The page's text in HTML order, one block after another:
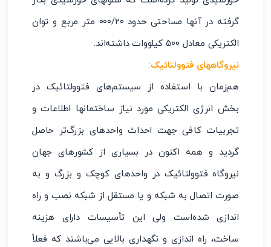
گرفته در آنها مساحتی حدود ۰۰۰/۲۰ متر مربع و توان
الکتریکی معادل ۵۰۰ کیلووات داشته‌اند.
نیروگاههای فتوولتائیک:
هم‌زمان با استفاده از سیستم‌های فتوولتائیک در
بخش انرژی الکتریکی مورد نیاز ساختمانها اطلاعات و
تجربیات کافی جهت احداث واحدهای بزرگ‌تر حاصل
گردید و همه اکنون در بسیاری از کشورهای جهان
نیروگاه فتوولتائیک در واحدهای کوچک و بزرگ و به
صورت اتصال به شبکه و یا مستقل از شبکه نصب و راه
اندازی شده‌است ولی این تأسیسات دارای هزینه
ساخت، راه اندازی و نگهداری بالایی می‌باشند که فعلاً